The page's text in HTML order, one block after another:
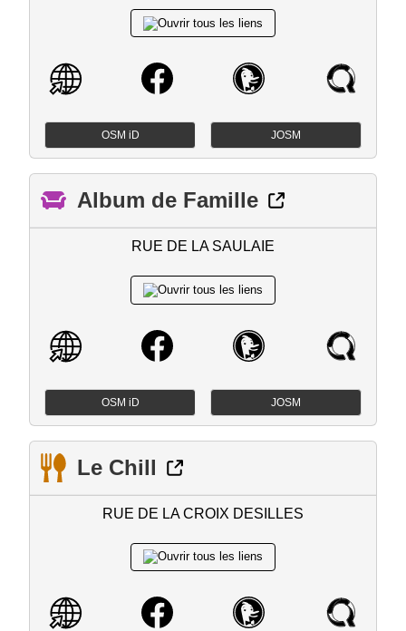
OSM iD JOSM
Album de Famille
RUE DE LA SAULAIE
OSM iD JOSM
Le Chill
RUE DE LA CROIX DESILLES